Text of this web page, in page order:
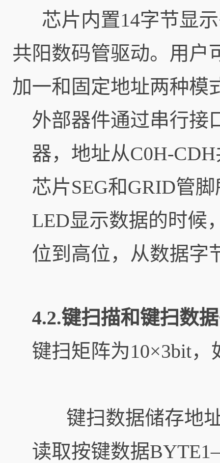
芯片内置14字节显示
共阳数码管驱动。用户
加一和固定地址两种模
外部器件通过串行接
器，地址从C0H-
芯片SEG和GRID管
LED显示数据的时候
位到高位，从数据字
4.2.键扫描和键扫数
键扫矩阵为10×3bit，
键扫数据储存地址
读取按键数据